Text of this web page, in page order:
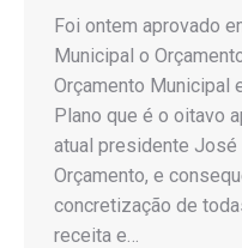
Foi ontem aprovado
Municipal o
Orçamento Municipal
Plano que é o oitavo
atual presidente José
Orçamento, e
concretização de
receita e…